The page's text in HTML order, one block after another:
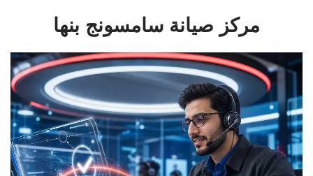
مركز صيانة سامسونج بنها